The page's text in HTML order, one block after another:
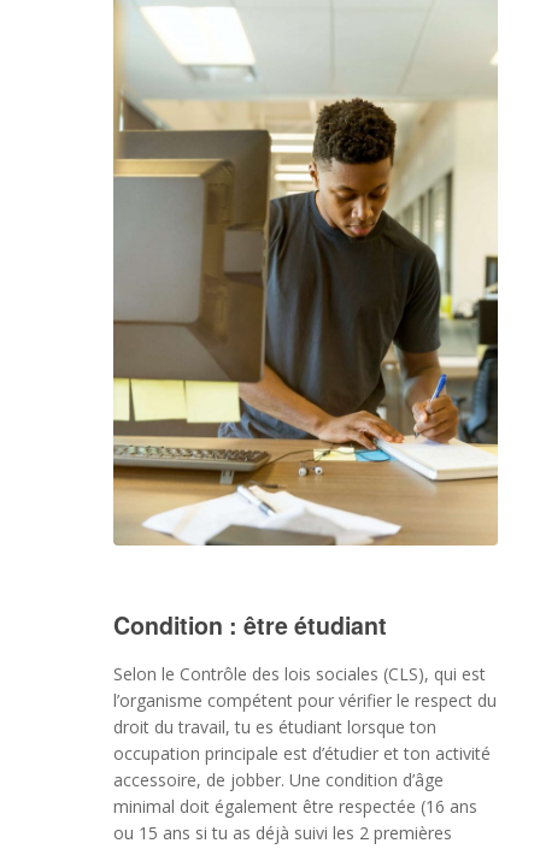
Condition : être étudiant
Selon le Contrôle des lois sociales (CLS), qui est
l’organisme compétent pour vérifier le respect du
droit du travail, tu es étudiant lorsque ton
occupation principale est d’étudier et ton activité
accessoire, de jobber. Une condition d’âge
minimal doit également être respectée (16 ans
ou 15 ans si tu as déjà suivi les 2 premières